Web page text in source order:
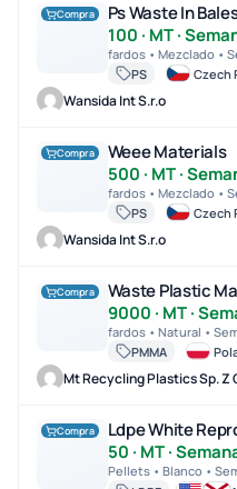
Ps Waste In Bales Or Free
Compra
Ps Waste In
100 · MT ·
fardos • Mezclado •
PS
Czech
Wansida Int S.r.o
Weee Materials
Compra
Weee Materials
500 · MT ·
fardos • Mezclado •
PS
Czech
Wansida Int S.r.o
Waste Plastic Material
Compra
Waste Plastic
9000 · MT ·
fardos • Natural •
PMMA
Mt Recycling Plastics Sp. Z
Ldpe White Repro
Compra
Ldpe White
50 · MT ·
Pellets • Blanco •